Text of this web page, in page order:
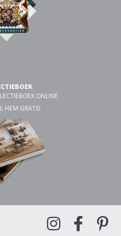
ONLINE
HEM GRATIS